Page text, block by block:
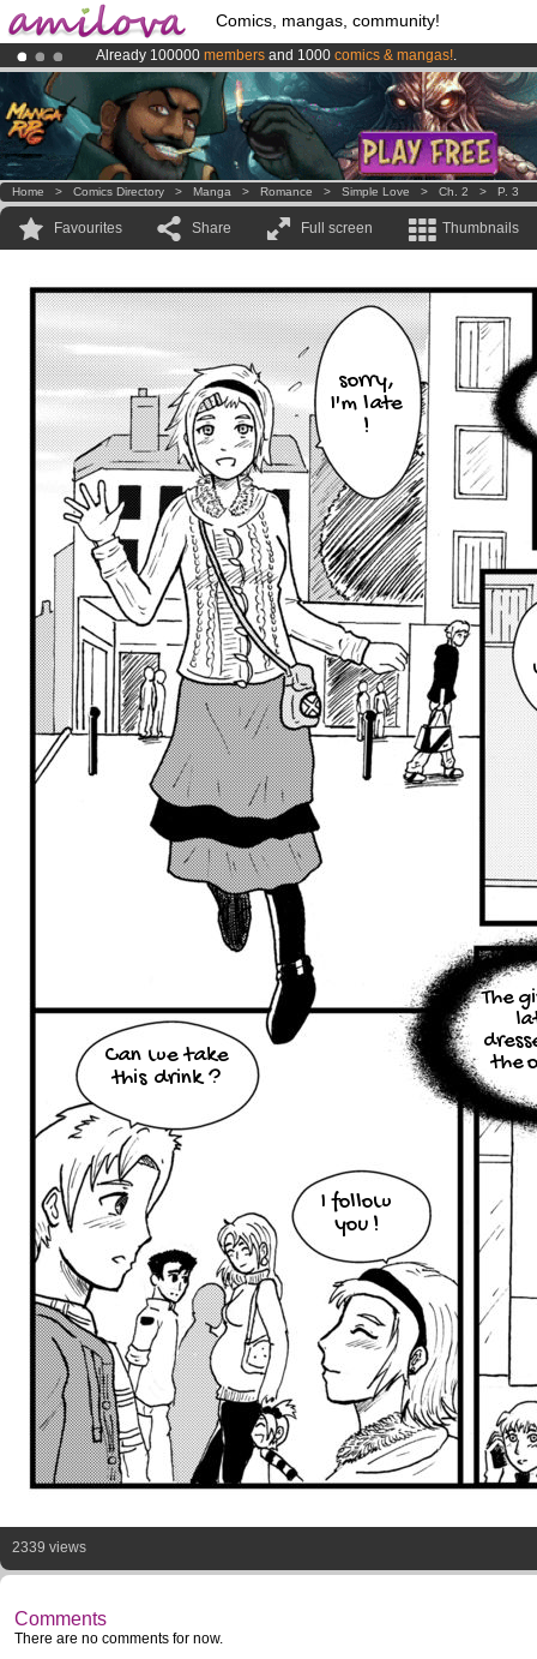
Comics, mangas, community!
Already 100000 members and 1000 comics & mangas!.
Premium membership from3.95 eurosper month !Get membership
AmilovaKickstarter is now LIVE!.
Home > Comics Directory > Manga > Romance > Simple Love > Ch. 2 > P. 3
Favourites Share Full screen Thumbnails
sorry,
I'm late
!
Can we take
this drink ?
I follow
you !
The
the
2339 views
Comments
There are no comments for now.